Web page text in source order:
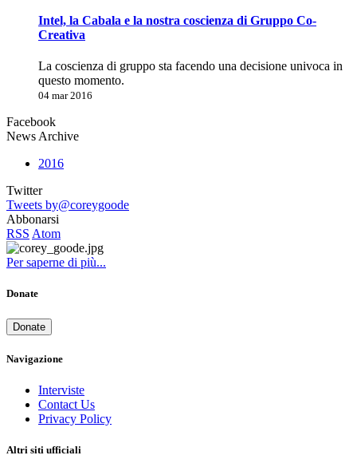
Intel, la Cabala e la nostra coscienza di Gruppo Co-
Creativa
La coscienza di gruppo sta facendo una decisione univoca in
questo momento.
04 mar 2016
Facebook
News Archive
2016
Twitter
Tweets by@coreygoode
Abbonarsi
RSS Atom
Per saperne di più...
Donate
Donate
Navigazione
Interviste
Contact Us
Privacy Policy
Altri siti ufficiali